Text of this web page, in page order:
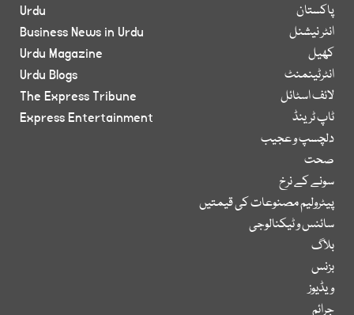
پاکستان
انٹر نیشنل
کھیل
انٹرٹینمنٹ
لائف اسٹائل
ٹاپ ٹرینڈ
دلچسپ و عجیب
صحت
سونے کے نرخ
پیٹرولیم مصنوعات کی قیمتیں
سائنس و ٹیکنالوجی
بلاگ
بزنس
ویڈیوز
جرائم
Urdu
Business News in Urdu
Urdu Magazine
Urdu Blogs
The Express Tribune
Express Entertainment